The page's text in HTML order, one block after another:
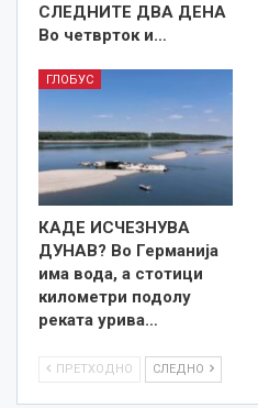
СЛЕДНИТЕ ДВА ДЕНА
Во четврток и…
ГЛОБУС
КАДЕ ИСЧЕЗНУВА
ДУНАВ? Во Германија
има вода, а стотици
километри подолу
реката урива…
ПРЕТХОДНО СЛЕДНО